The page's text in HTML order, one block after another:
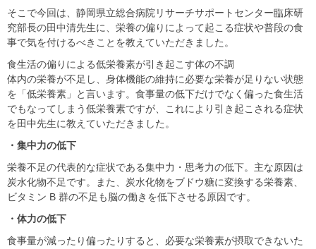
そこで今回は、静岡県⽴総合病院リサーチサポートセンター臨床研
究部⻑の⽥中清先⽣に、栄養の偏りによって起こる症状や普段の⾷
事で気を付けるべきことを教えていただきました。
⾷⽣活の偏りによる低栄養素が引き起こす体の不調
体内の栄養が不⾜し、⾝体機能の維持に必要な栄養が⾜りない状態
を「低栄養素」と言います。食事量の低下だけでなく偏った食生活
でもなってしまう低栄養素ですが、これにより引き起こされる症状
を⽥中先⽣に教えていただきました。
・集中⼒の低下
栄養不⾜の代表的な症状である集中⼒・思考⼒の低下。主な原因は
炭⽔化物不⾜です。また、炭⽔化物をブドウ糖に変換する栄養素、
ビタミン B 群の不⾜も脳の働きを低下させる原因です。
・体⼒の低下
⾷事量が減ったり偏ったりすると、必要な栄養素が摂取できないた